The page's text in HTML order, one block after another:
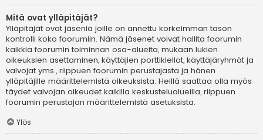
Mitä ovat ylläpitäjät?
Ylläpitäjät ovat jäseniä joille on annettu korkeimman tason
kontrolli koko foorumiin. Nämä jäsenet voivat hallita foorumin
kaikkia foorumin toiminnan osa-alueita, mukaan lukien
oikeuksien asettaminen, käyttäjien porttikiellot, käyttäjäryhmät ja
valvojat yms., riippuen foorumin perustajasta ja hänen
ylläpitäjille määrittelemistä oikeuksista. Heillä saattaa olla myös
täydet valvojan oikeudet kaikilla keskustelualueilla, riippuen
foorumin perustajan määrittelemistä asetuksista.
Ylös